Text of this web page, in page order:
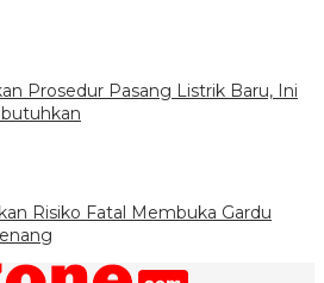
Prosedur Pasang Listrik Baru, Ini
Risiko Fatal Membuka Gardu